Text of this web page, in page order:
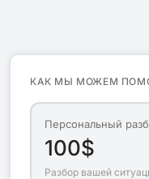
КАК МЫ МОЖЕМ
Персональный
100$
Разбор вашей